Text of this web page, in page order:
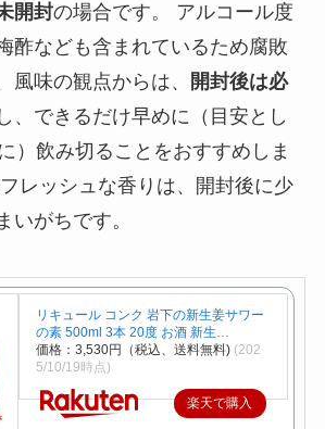
開封の場合です。 アルコール度
酢なども含まれているため腐敗
風味の観点からは、
開封後は必
、できるだけ早めに（目安とし
）飲み切ることをおすすめしま
レッシュな香りは、開封後に少
いがちです。
リキュール コンク 岩下の新生姜サワー
の素 500ml 3本 20度 お酒 新生…
価格：3,530円（税込、送料無料) (202
5/10/19時点)
楽天で購入